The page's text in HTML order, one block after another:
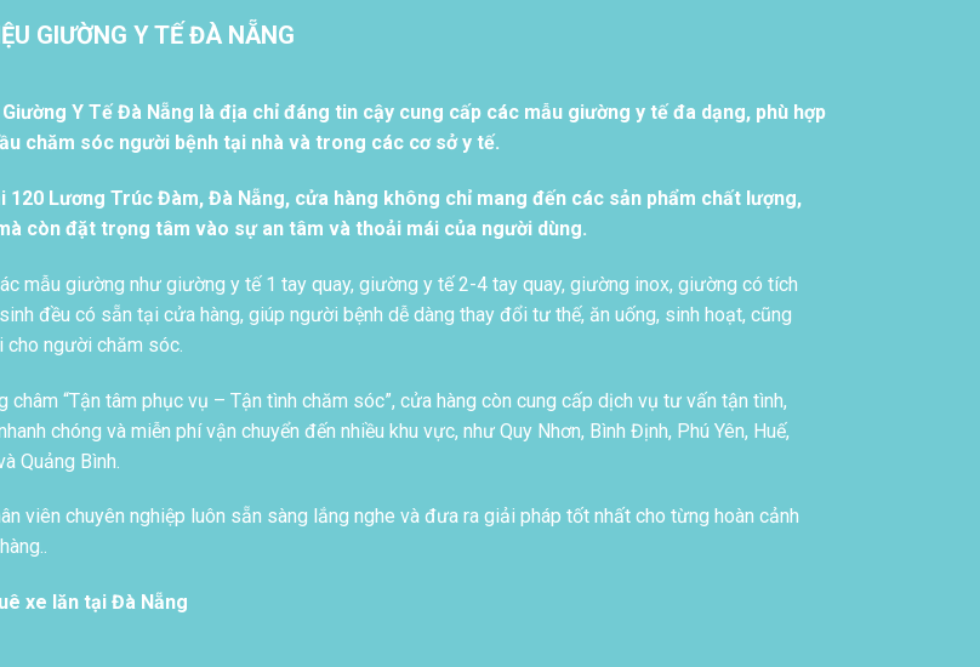
GIƯỜNG Y TẾ ĐÀ NẴNG
Y Tế Đà Nẵng là địa chỉ đáng tin cậy cung cấp các mẫu giường y tế đa dạng, phù hợp
chăm sóc người bệnh tại nhà và trong các cơ sở y tế.
120 Lương Trúc Đàm, Đà Nẵng, cửa hàng không chỉ mang đến các sản phẩm chất lượng,
còn đặt trọng tâm vào sự an tâm và thoải mái của người dùng.
mẫu giường như giường y tế 1 tay quay, giường y tế 2-4 tay quay, giường inox, giường có tích
đều có sẵn tại cửa hàng, giúp người bệnh dễ dàng thay đổi tư thế, ăn uống, sinh hoạt, cũng
cho người chăm sóc.
châm “Tận tâm phục vụ – Tận tình chăm sóc”, cửa hàng còn cung cấp dịch vụ tư vấn tận tình,
chóng và miễn phí vận chuyển đến nhiều khu vực, như Quy Nhơn, Bình Định, Phú Yên, Huế,
Quảng Bình.
viên chuyên nghiệp luôn sẵn sàng lắng nghe và đưa ra giải pháp tốt nhất cho từng hoàn cảnh
xe lăn tại Đà Nẵng